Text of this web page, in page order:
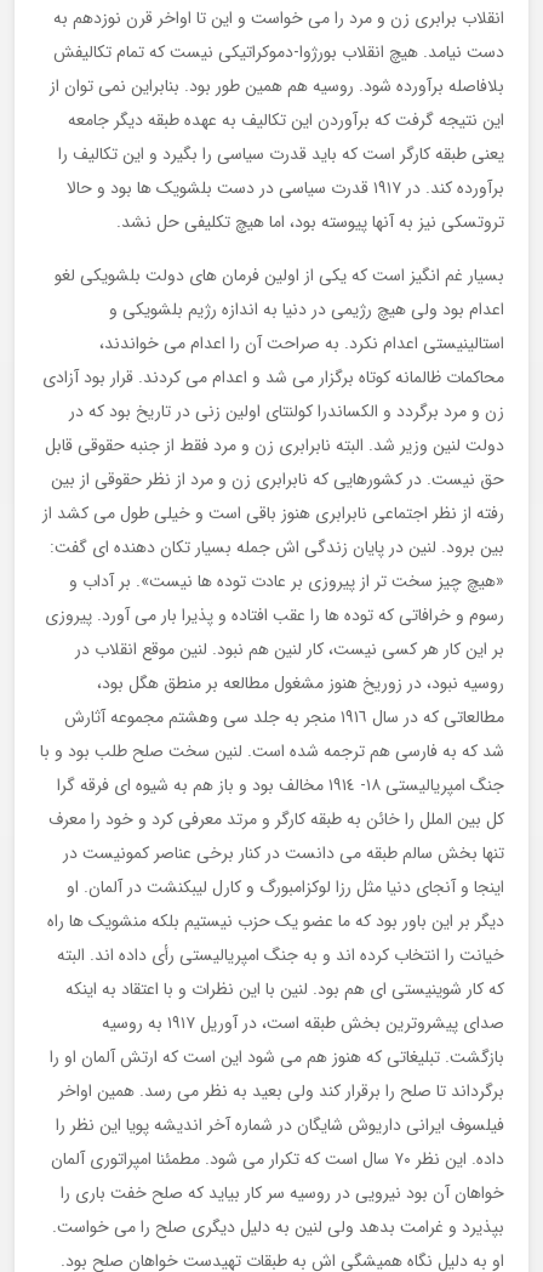
انقلاب برابری زن و مرد را می خواست و این تا اواخر قرن نوزدهم به
دست نیامد. هیچ انقلاب بورژوا-دموکراتیکی نیست که تمام تکالیفش
بلافاصله برآورده شود. روسیه هم همین طور بود. بنابراین نمی توان از
این نتیجه گرفت که برآوردن این تکالیف به عهده طبقه دیگر جامعه
یعنی طبقه کارگر است که باید قدرت سیاسی را بگیرد و این تکالیف را
برآورده کند. در ١٩١٧ قدرت سیاسی در دست بلشویک ها بود و حالا
تروتسکی نیز به آنها پیوسته بود، اما هیچ تکلیفی حل نشد.
بسیار غم انگیز است که یکی از اولین فرمان های دولت بلشویکی لغو
اعدام بود ولی هیچ رژیمی در دنیا به اندازه رژیم بلشویکی و
استالینیستی اعدام نکرد. به صراحت آن را اعدام می خواندند،
محاکمات ظالمانه کوتاه برگزار می شد و اعدام می کردند. قرار بود آزادی
زن و مرد برگردد و الکساندرا کولنتای اولین زنی در تاریخ بود که در
دولت لنین وزیر شد. البته نابرابری زن و مرد فقط از جنبه حقوقی قابل
حق نیست. در کشورهایی که نابرابری زن و مرد از نظر حقوقی از بین
رفته از نظر اجتماعی نابرابری هنوز باقی است و خیلی طول می کشد از
بین برود. لنین در پایان زندگی اش جمله بسیار تکان دهنده ای گفت:
«هیچ چیز سخت تر از پیروزی بر عادت توده ها نیست». بر آداب و
رسوم و خرافاتی که توده ها را عقب افتاده و پذیرا بار می آورد. پیروزی
بر این کار هر کسی نیست، کار لنین هم نبود. لنین موقع انقلاب در
روسیه نبود، در زوریخ هنوز مشغول مطالعه بر منطق هگل بود،
مطالعاتی که در سال ١٩١٦ منجر به جلد سی وهشتم مجموعه آثارش
شد که به فارسی هم ترجمه شده است. لنین سخت صلح طلب بود و با
جنگ امپریالیستی ١٨- ١٩١٤ مخالف بود و باز هم به شیوه ای فرقه گرا
کل بین الملل را خائن به طبقه کارگر و مرتد معرفی کرد و خود را معرف
تنها بخش سالم طبقه می دانست در کنار برخی عناصر کمونیست در
اینجا و آنجای دنیا مثل رزا لوکزامبورگ و کارل لیبکنشت در آلمان. او
دیگر بر این باور بود که ما عضو یک حزب نیستیم بلکه منشویک ها راه
خیانت را انتخاب کرده اند و به جنگ امپریالیستی رأی داده اند. البته
که کار شوینیستی ای هم بود. لنین با این نظرات و با اعتقاد به اینکه
صدای پیشروترین بخش طبقه است، در آوریل ١٩١٧ به روسیه
بازگشت. تبلیغاتی که هنوز هم می شود این است که ارتش آلمان او را
برگرداند تا صلح را برقرار کند ولی بعید به نظر می رسد. همین اواخر
فیلسوف ایرانی داریوش شایگان در شماره آخر اندیشه پویا این نظر را
داده. این نظر ٧٠ سال است که تکرار می شود. مطمئنا امپراتوری آلمان
خواهان آن بود نیرویی در روسیه سر کار بیاید که صلح خفت باری را
بپذیرد و غرامت بدهد ولی لنین به دلیل دیگری صلح را می خواست.
او به دلیل نگاه همیشگی اش به طبقات تهیدست خواهان صلح بود.